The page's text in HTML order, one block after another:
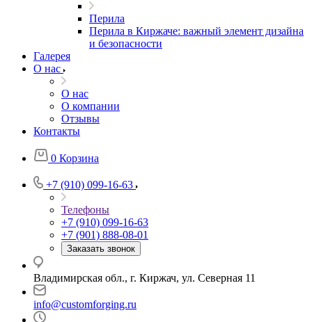
Перила
Перила в Киржаче: важный элемент дизайна
и безопасности
Галерея
О нас
О нас
О компании
Отзывы
Контакты
0 Корзина
+7 (910) 099-16-63
Телефоны
+7 (910) 099-16-63
+7 (901) 888-08-01
Заказать звонок
Владимирская обл., г. Киржач, ул. Северная 11
info@customforging.ru